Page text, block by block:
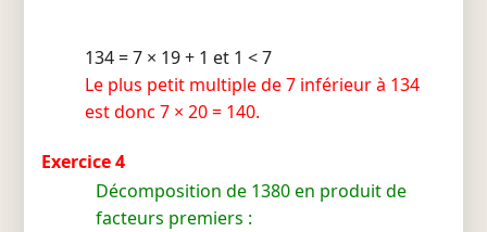
134 = 7 × 19 + 1 et 1 < 7
Le plus petit multiple de 7 inférieur à 134
est donc 7 × 20 = 140.
Exercice 4
Décomposition de 1380 en produit de
facteurs premiers :